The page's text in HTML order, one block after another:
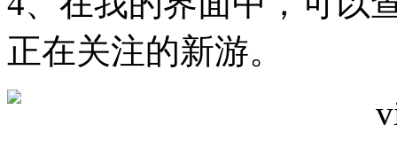
正在关注的新游。